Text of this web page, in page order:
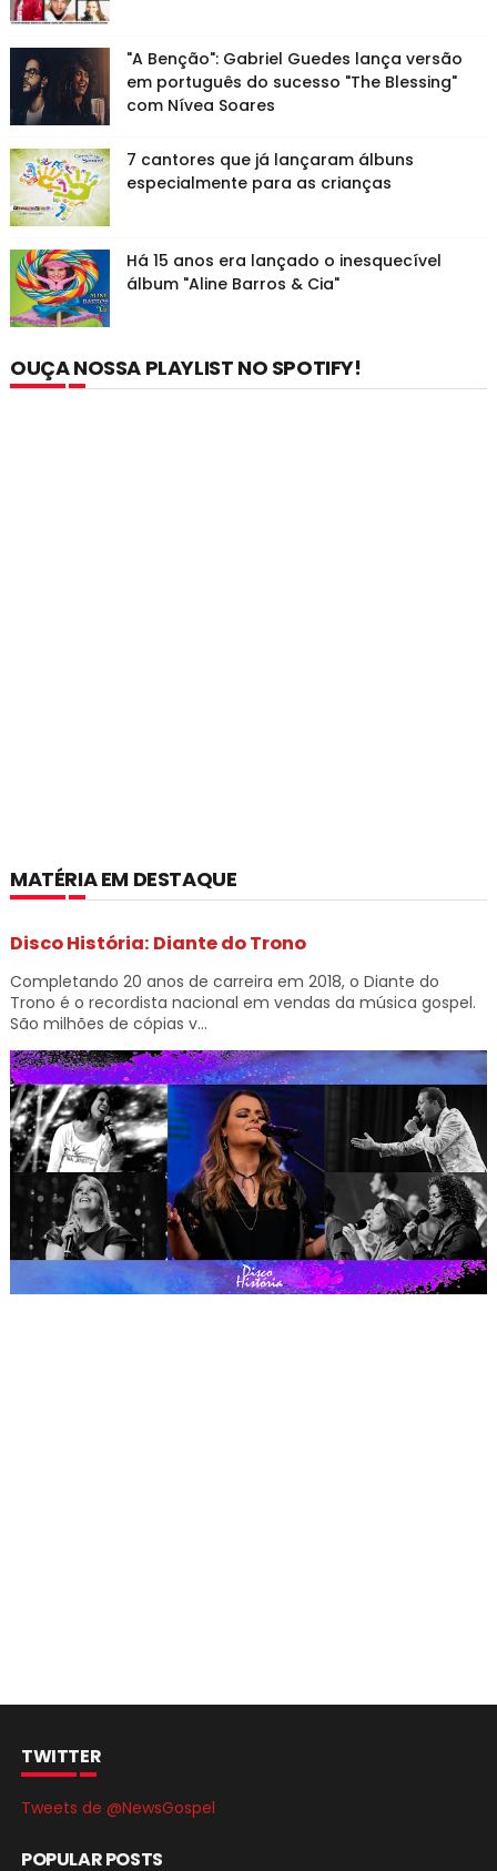
"A Benção": Gabriel Guedes lança versão
em português do sucesso "The Blessing"
com Nívea Soares
7 cantores que já lançaram álbuns
especialmente para as crianças
Há 15 anos era lançado o inesquecível
álbum "Aline Barros & Cia"
OUÇA NOSSA PLAYLIST NO SPOTIFY!
MATÉRIA EM DESTAQUE
Disco História: Diante do Trono
Completando 20 anos de carreira em 2018, o Diante do
Trono é o recordista nacional em vendas da música gospel.
São milhões de cópias v...
TWITTER
Tweets de @NewsGospel
POPULAR POSTS